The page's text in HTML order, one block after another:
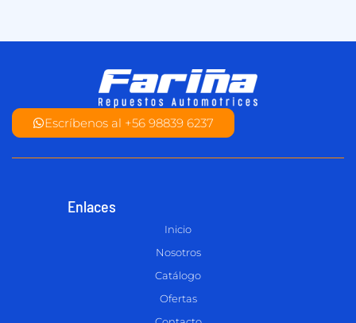
Escríbenos al +56 98839 6237
Enlaces
Inicio
Nosotros
Catálogo
Ofertas